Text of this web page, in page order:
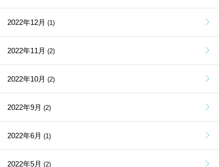
2022年12月 (1)
2022年11月 (2)
2022年10月 (2)
2022年9月 (2)
2022年6月 (1)
2022年5月 (2)